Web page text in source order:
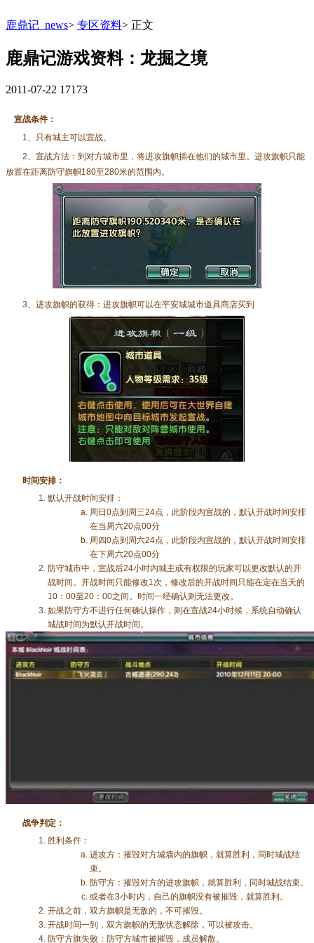
鹿鼎记_news> 专区资料> 正文
鹿鼎记游戏资料：龙掘之境
2011-07-22 17173
宣战条件：
1、只有城主可以宣战。
2、宣战方法：到对方城市里，将进攻旗帜插在他们的城市里。进攻旗帜只能
放置在距离防守旗帜180至280米的范围内。
3、进攻旗帜的获得：进攻旗帜可以在平安城城市道具商店买到
时间安排：
默认开战时间安排：
周日0点到周三24点，此阶段内宣战的，默认开战时间安排
在当周六20点00分
周四0点到周六24点，此阶段内宣战的，默认开战时间安排
在下周六20点00分
防守城市中，宣战后24小时内城主或有权限的玩家可以更改默认的开
战时间。开战时间只能修改1次，修改后的开战时间只能在定在当天的
10：00至20：00之间。时间一经确认则无法更改。
如果防守方不进行任何确认操作，则在宣战24小时候，系统自动确认
城战时间为默认开战时间。
战争判定：
胜利条件：
进攻方：摧毁对方城墙内的旗帜，就算胜利，同时城战结
束。
防守方：摧毁对方的进攻旗帜，就算胜利，同时城战结束。
或者在3小时内，自己的旗帜没有被摧毁，就算胜利。
开战之前，双方旗帜是无敌的，不可摧毁。
开战时间一到，双方旗帜的无敌状态解除，可以被攻击。
防守方旗失败：防守方城市被摧毁，成员解散。